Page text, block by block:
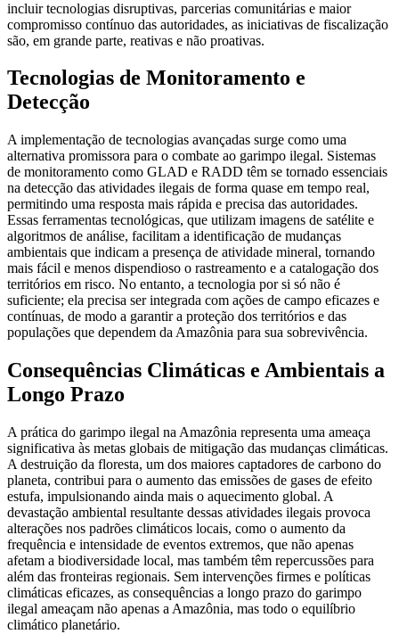
incluir tecnologias disruptivas, parcerias comunitárias e maior
compromisso contínuo das autoridades, as iniciativas de fiscalização
são, em grande parte, reativas e não proativas.
Tecnologias de Monitoramento e
Detecção
A implementação de tecnologias avançadas surge como uma
alternativa promissora para o combate ao garimpo ilegal. Sistemas
de monitoramento como GLAD e RADD têm se tornado essenciais
na detecção das atividades ilegais de forma quase em tempo real,
permitindo uma resposta mais rápida e precisa das autoridades.
Essas ferramentas tecnológicas, que utilizam imagens de satélite e
algoritmos de análise, facilitam a identificação de mudanças
ambientais que indicam a presença de atividade mineral, tornando
mais fácil e menos dispendioso o rastreamento e a catalogação dos
territórios em risco. No entanto, a tecnologia por si só não é
suficiente; ela precisa ser integrada com ações de campo eficazes e
contínuas, de modo a garantir a proteção dos territórios e das
populações que dependem da Amazônia para sua sobrevivência.
Consequências Climáticas e Ambientais a
Longo Prazo
A prática do garimpo ilegal na Amazônia representa uma ameaça
significativa às metas globais de mitigação das mudanças climáticas.
A destruição da floresta, um dos maiores captadores de carbono do
planeta, contribui para o aumento das emissões de gases de efeito
estufa, impulsionando ainda mais o aquecimento global. A
devastação ambiental resultante dessas atividades ilegais provoca
alterações nos padrões climáticos locais, como o aumento da
frequência e intensidade de eventos extremos, que não apenas
afetam a biodiversidade local, mas também têm repercussões para
além das fronteiras regionais. Sem intervenções firmes e políticas
climáticas eficazes, as consequências a longo prazo do garimpo
ilegal ameaçam não apenas a Amazônia, mas todo o equilíbrio
climático planetário.